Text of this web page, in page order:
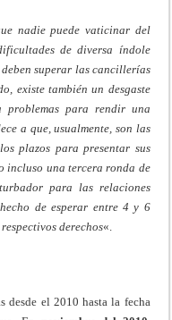
nadie puede vaticinar del
de diversa índole
superar las cancillerías
existe también un desgaste
problemas para rendir una
a que, usualmente, son las
plazos para presentar sus
incluso una tercera ronda de
para las relaciones
de esperar entre 4 y 6
derechos«.
desde el 2010 hasta la fecha